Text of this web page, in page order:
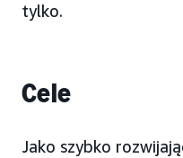
tylko.
Cele
Jako szybko